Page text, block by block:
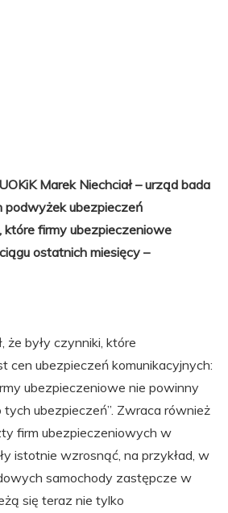
Marek Niechciał – urząd bada
podwyżek ubezpieczeń
które firmy ubezpieczeniowe
ostatnich miesięcy –
że były czynniki, które
cen ubezpieczeń komunikacyjnych:
ubezpieczeniowe nie powinny
tych ubezpieczeń”. Zwraca również
firm ubezpieczeniowych w
istotnie wzrosnąć, na przykład, w
samochody zastępcze w
się teraz nie tylko